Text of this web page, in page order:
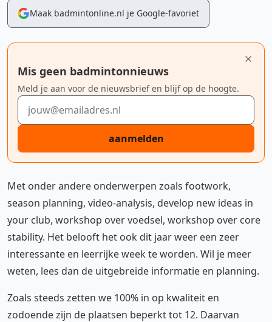
Maak badmintonline.nl je Google-favoriet
Mis geen badmintonnieuws
Meld je aan voor de nieuwsbrief en blijf op de hoogte.
E-mailadres
aanmelden
Met onder andere onderwerpen zoals footwork,
season planning, video-analysis, develop new ideas in
your club, workshop over voedsel, workshop over core
stability. Het belooft het ook dit jaar weer een zeer
interessante en leerrijke week te worden. Wil je meer
weten, lees dan de uitgebreide informatie en planning.
Zoals steeds zetten we 100% in op kwaliteit en
zodoende zijn de plaatsen beperkt tot 12. Daarvan